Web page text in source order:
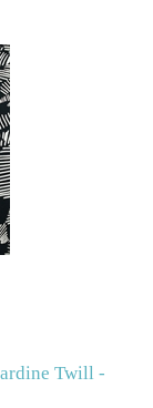
Twill -